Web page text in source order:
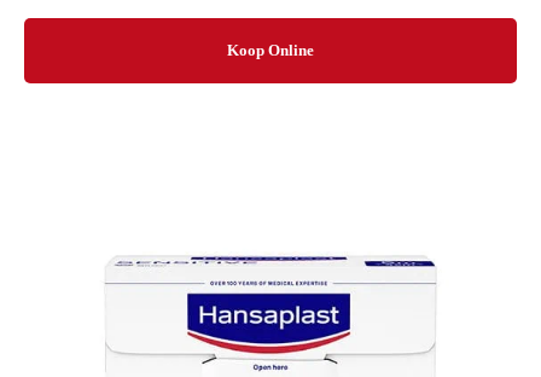
Koop Online